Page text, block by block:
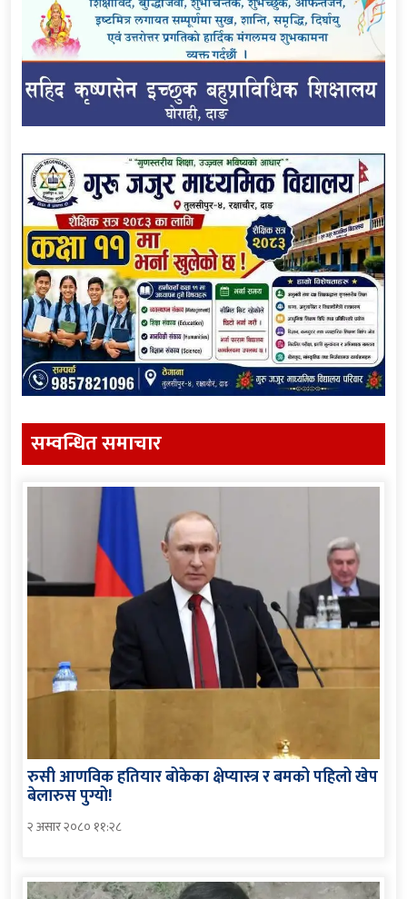
सम्वन्धित समाचार
रुसी आणविक हतियार बोकेका क्षेप्यास्त्र र बमको पहिलो खेप
बेलारुस पुग्यो!
२ असार २०८० ११:२८